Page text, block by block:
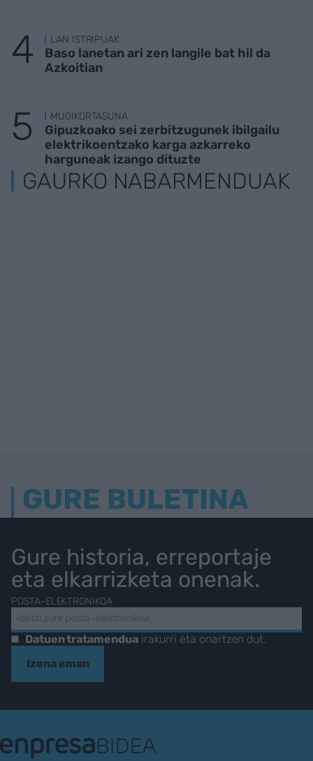
LAN ISTRIPUAK
Baso lanetan ari zen langile bat hil da
Azkoitian
MUGIKORTASUNA
Gipuzkoako sei zerbitzugunek ibilgailu
elektrikoentzako karga azkarreko
harguneak izango dituzte
GAURKO NABARMENDUAK
GURE BULETINA
Gure historia, erreportaje
eta elkarrizketa onenak.
POSTA-ELEKTRONIKOA
Datuen tratamenduairakurri eta onartzen dut.
Izena eman